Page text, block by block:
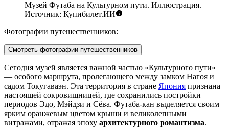
Музей Футаба на Культурном пути. Иллюстрация.
Источник: Купибилет.ИИ
Фотографии путешественников:
Смотреть фотографии путешественников
Сегодня музей является важной частью «Культурного пути»
— особого маршрута, пролегающего между замком Нагоя и
садом Токугаваэн. Эта территория в стране Япония признана
настоящей сокровищницей, где сохранились постройки
периодов Эдо, Мэйдзи и Сёва. Футаба-кан выделяется своим
ярким оранжевым цветом крыши и великолепными
витражами, отражая эпоху архитектурного романтизма.